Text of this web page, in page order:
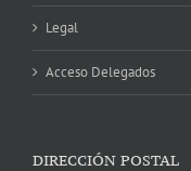
Legal
Acceso Delegados
DIRECCIÓN POSTAL